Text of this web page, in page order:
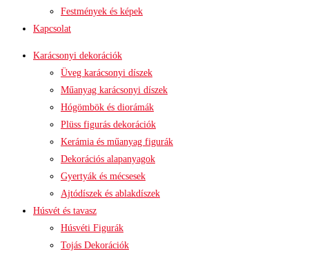
Festmények és képek
Kapcsolat
Karácsonyi dekorációk
Üveg karácsonyi díszek
Műanyag karácsonyi díszek
Hógömbök és diorámák
Plüss figurás dekorációk
Kerámia és műanyag figurák
Dekorációs alapanyagok
Gyertyák és mécsesek
Ajtódíszek és ablakdíszek
Húsvét és tavasz
Húsvéti Figurák
Tojás Dekorációk